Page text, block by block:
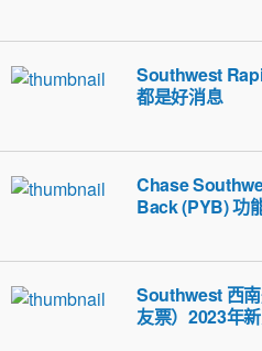
Southwest
都是好消息
Chase
Back (PYB) 功
Southwest 西
友票）2023年